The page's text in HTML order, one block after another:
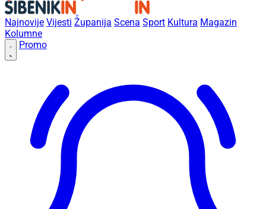
Najnovije Vijesti Županija Scena Sport Kultura Magazin
Kolumne
Promo